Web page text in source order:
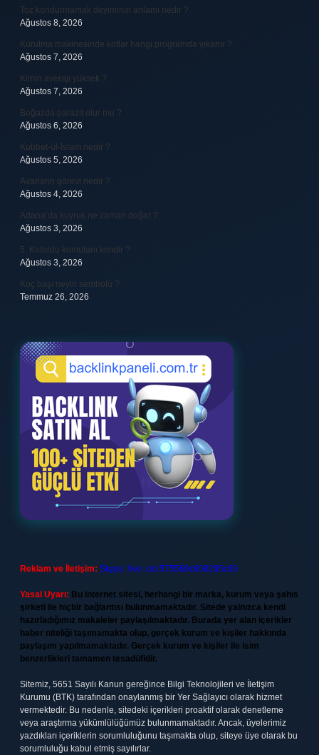
Toz kondurmamak deyiminin anlamı nedir ?
Ağustos 8, 2026
Kurutma makinesinde kotlar hangi programda yıkanır ?
Ağustos 7, 2026
Kimin averajı yüksek ?
Ağustos 7, 2026
Boğazda parazit olur mu ?
Ağustos 6, 2026
Kubbet-ül-İslam nedir ?
Ağustos 5, 2026
Avarların görevi nedir ?
Ağustos 4, 2026
Adana’da kuyruk ne zaman doğar ?
Ağustos 3, 2026
5. Kolordu komutanı kimdir ?
Ağustos 3, 2026
Koç başı neyin sembolü ?
Temmuz 26, 2026
Reklam ve İletişim: Skype: live:.cid.575569c608265c69
Yasal Uyarı: Bu internet sitesi, herhangi bir marka, kurum veya şahıs
şirketi ile hiçbir bağlantısı bulunmamaktadır. Sitede yalnızca kendi
hazırladığımız makaleler paylaşılmaktadır. Burada yer alan içerikler
haber niteliği taşımamakta olup, gerçek kurum ve kişiler hakkında
paylaşım yapılmamaktadır. Gerçek kurum ve kişiler ile isim
benzerlikleri tamamen tesadüfidir.
Sitemiz, 5651 Sayılı Kanun gereğince Bilgi Teknolojileri ve İletişim
Kurumu (BTK) tarafından onaylanmış bir Yer Sağlayıcı olarak hizmet
vermektedir. Bu nedenle, sitedeki içerikleri proaktif olarak denetleme
veya araştırma yükümlülüğümüz bulunmamaktadır. Ancak, üyelerimiz
yazdıkları içeriklerin sorumluluğunu taşımakta olup, siteye üye olarak bu
sorumluluğu kabul etmiş sayılırlar.